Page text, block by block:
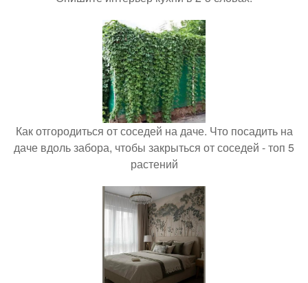
Как отгородиться от соседей на даче. Что посадить на
даче вдоль забора, чтобы закрыться от соседей - топ 5
растений